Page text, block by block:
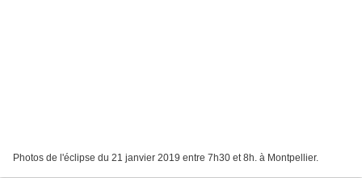
Photos de l'éclipse du 21 janvier 2019 entre 7h30 et 8h. à Montpellier.